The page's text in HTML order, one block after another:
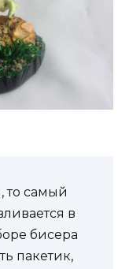
то самый
в
бисера
пакетик,